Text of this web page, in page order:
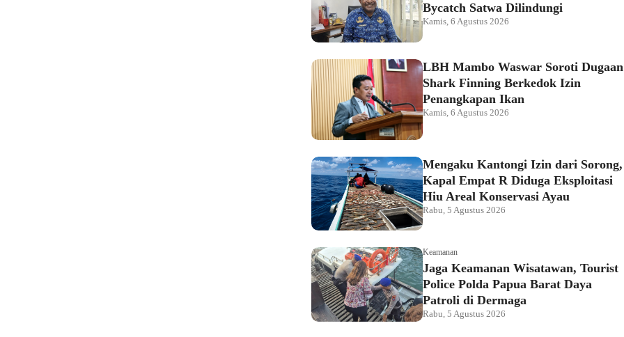
Bycatch Satwa Dilindungi
Kamis, 6 Agustus 2026
LBH Mambo Waswar Soroti Dugaan
Shark Finning Berkedok Izin
Penangkapan Ikan
Kamis, 6 Agustus 2026
Mengaku Kantongi Izin dari Sorong,
Kapal Empat R Diduga Eksploitasi
Hiu Areal Konservasi Ayau
Rabu, 5 Agustus 2026
Keamanan
Jaga Keamanan Wisatawan, Tourist
Police Polda Papua Barat Daya
Patroli di Dermaga
Rabu, 5 Agustus 2026